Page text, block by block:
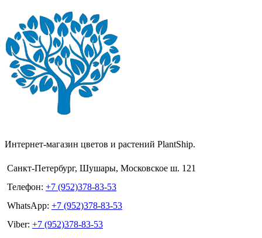
Интернет-магазин цветов и растений PlantShip.
Санкт-Петербург, Шушары, Московское ш. 121
Телефон: +7 (952)378-83-53
WhatsApp: +7 (952)378-83-53
Viber: +7 (952)378-83-53